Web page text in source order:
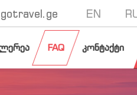
FAQ კონტაქტი
EN